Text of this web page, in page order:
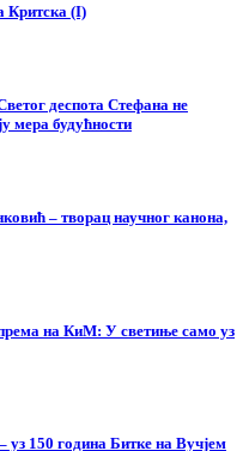
Критска (I)
деспота Стефана не
мера будућности
– творац научног канона,
на КиМ: У светиње само уз
150 година Битке на Вучјем